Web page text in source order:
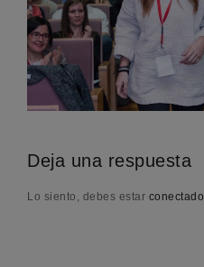
Deja una respuesta
Lo siento, debes estar conectado